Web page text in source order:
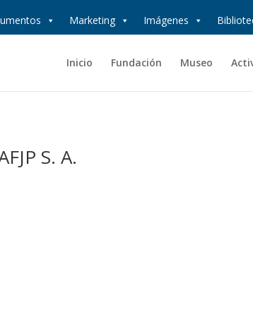
Marketing Imágenes
Inicio Fundación Museo
S. A.